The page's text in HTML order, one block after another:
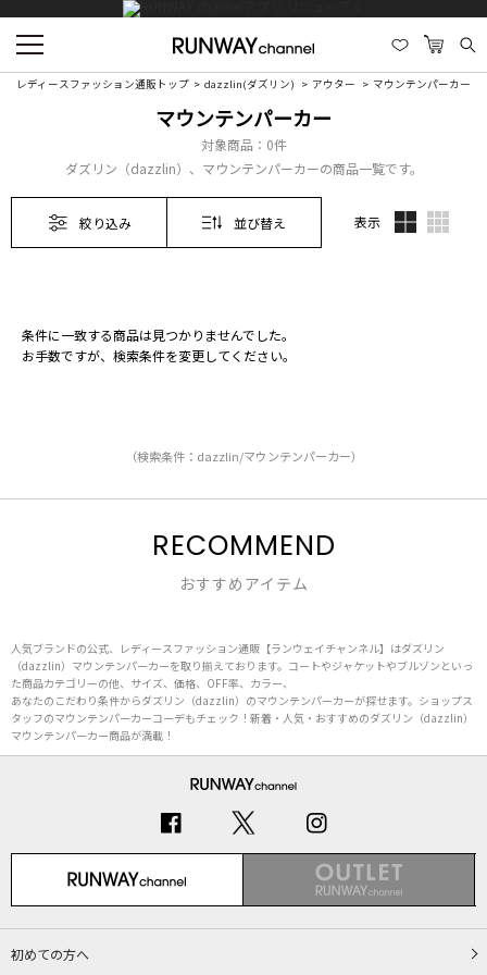
レディースファッション通販トップ dazzlin(ダズリン) アウター マウンテンパーカー
マウンテンパーカー
対象商品： 0件
ダズリン（dazzlin）、マウンテンパーカーの商品一覧です。
絞り込み 並び替え 表示
条件に一致する商品は見つかりませんでした。
お手数ですが、検索条件を変更してください。
（検索条件：dazzlin/マウンテンパーカー）
RECOMMEND
おすすめアイテム
人気ブランドの公式、レディースファッション通販【ランウェイチャンネル】はダズリン
（dazzlin）マウンテンパーカーを取り揃えております。コートやジャケットやブルゾンといっ
た商品カテゴリーの他、サイズ、価格、OFF率、カラー、
あなたのこだわり条件からダズリン（dazzlin）のマウンテンパーカーが探せます。ショップス
タッフのマウンテンパーカーコーデもチェック！新着・人気・おすすめのダズリン（dazzlin）
マウンテンパーカー商品が満載！
初めての方へ